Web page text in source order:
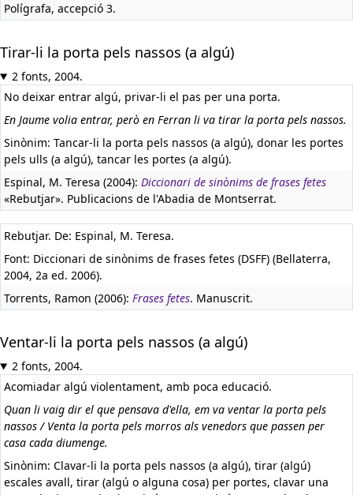
Polígrafa, accepció 3.
Tirar-li la porta pels nassos (a algú)
2 fonts, 2004.
No deixar entrar algú, privar-li el pas per una porta.
En Jaume volia entrar, però en Ferran li va tirar la porta pels nassos.
Sinònim: Tancar-li la porta pels nassos (a algú), donar les portes
pels ulls (a algú), tancar les portes (a algú).
Espinal, M. Teresa (2004): Diccionari de sinònims de frases fetes
«Rebutjar». Publicacions de l'Abadia de Montserrat.
Rebutjar. De: Espinal, M. Teresa.
Font: Diccionari de sinònims de frases fetes (DSFF) (Bellaterra,
2004, 2a ed. 2006).
Torrents, Ramon (2006): Frases fetes. Manuscrit.
Ventar-li la porta pels nassos (a algú)
2 fonts, 2004.
Acomiadar algú violentament, amb poca educació.
Quan li vaig dir el que pensava d'ella, em va ventar la porta pels
nassos / Venta la porta pels morros als venedors que passen per
casa cada diumenge.
Sinònim: Clavar-li la porta pels nassos (a algú), tirar (algú)
escales avall, tirar (algú o alguna cosa) per portes, clavar una